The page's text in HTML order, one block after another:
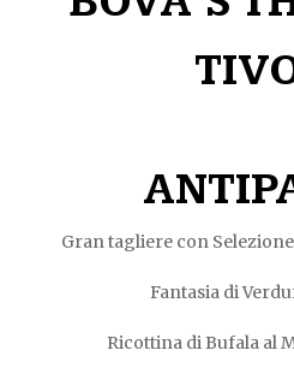
Gran tagliere con
Fantasia di
Ricottina di Bufala al